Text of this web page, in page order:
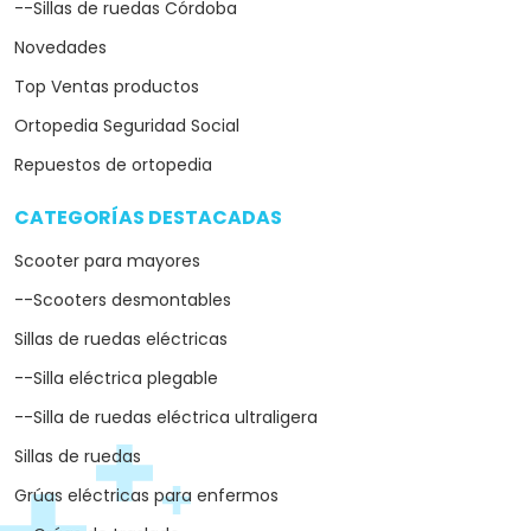
Grúas eléctricas para enfermos
--Grúas de traslado
--Grúas de bipedestación
--Grúas para mayores y ancianos
--Camas hospitalarias
--Camas elevables
Andadores
Grúas para piscinas
MARCAS DESTACADAS
Medical Mobility